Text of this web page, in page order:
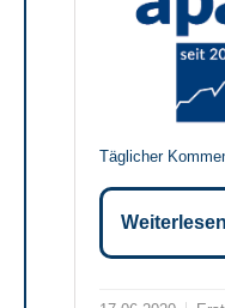
Täglicher
Weiterlesen